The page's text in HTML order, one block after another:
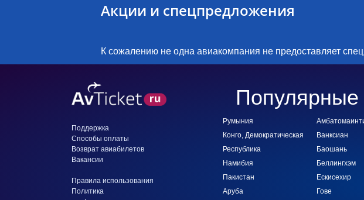
Акции и спецпредложения
К сожалению не одна авиакомпания не предоставляет
Популярные
Румыния
Конго, Демократическая
Республика
Намибия
Пакистан
Аруба
Ванксиан
Баошань
Беллингхэм
Ескисехир
Гове
Поддержка
Способы оплаты
Возврат авиабилетов
Вакансии
Правила использования
Политика